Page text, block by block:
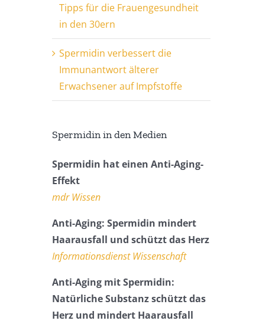
Tipps für die Frauengesundheit
in den 30ern
Spermidin verbessert die
Immunantwort älterer
Erwachsener auf Impfstoffe
Spermidin in den Medien
Spermidin hat einen Anti-Aging-
Effekt
mdr Wissen
Anti-Aging: Spermidin mindert
Haarausfall und schützt das Herz
Informationsdienst Wissenschaft
Anti-Aging mit Spermidin:
Natürliche Substanz schützt das
Herz und mindert Haarausfall